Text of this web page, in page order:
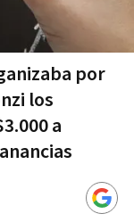
por
los
a